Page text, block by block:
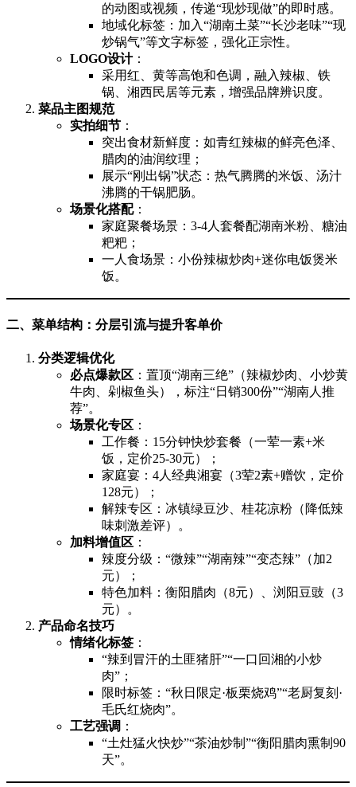
的动图或视频，传递“现炒现做”的即时感。
地域化标签：加入“湖南土菜”“长沙老味”“现
炒锅气”等文字标签，强化正宗性。
LOGO设计：
采用红、黄等高饱和色调，融入辣椒、铁
锅、湘西民居等元素，增强品牌辨识度。
菜品主图规范
实拍细节 ：
突出食材新鲜度：如青红辣椒的鲜亮色泽、
腊肉的油润纹理；
展示“刚出锅”状态：热气腾腾的米饭、汤汁
沸腾的干锅肥肠。
场景化搭配：
家庭聚餐场景：3-4人套餐配湖南米粉、糖油
粑粑；
一人食场景：小份辣椒炒肉+迷你电饭煲米
饭。
二、菜单结构：分层引流与提升客单价
分类逻辑优化
必点爆款区 ：置顶“湖南三绝”（辣椒炒肉、小炒黄
牛肉、剁椒鱼头），标注“日销300份”“湖南人推
荐”。
场景化专区 ：
工作餐：15分钟快炒套餐（一荤一素+米
饭，定价25-30元）；
家庭宴：4人经典湘宴（3荤2素+赠饮，定价
128元）；
解辣专区：冰镇绿豆沙、桂花凉粉（降低辣
味刺激差评）。
加料增值区 ：
辣度分级：“微辣”“湖南辣”“变态辣”（加2
元）；
特色加料：衡阳腊肉（8元）、浏阳豆豉（3
元）。
产品命名技巧
情绪化标签 ：
“辣到冒汗的土匪猪肝”“一口回湘的小炒
肉”；
限时标签：“秋日限定·板栗烧鸡”“老厨复刻·
毛氏红烧肉”。
工艺强调 ：
“土灶猛火快炒”“茶油炒制”“衡阳腊肉熏制90
天”。